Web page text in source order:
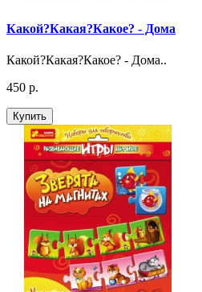
Какой?Какая?Какое? - Дома
Какой?Какая?Какое? - Дома..
450 р.
Купить